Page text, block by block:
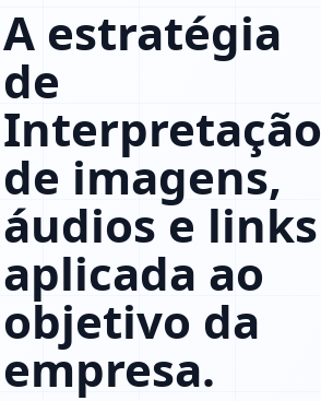
A estratégia
de
Interpretação
de imagens,
áudios e links
aplicada ao
objetivo da
empresa.